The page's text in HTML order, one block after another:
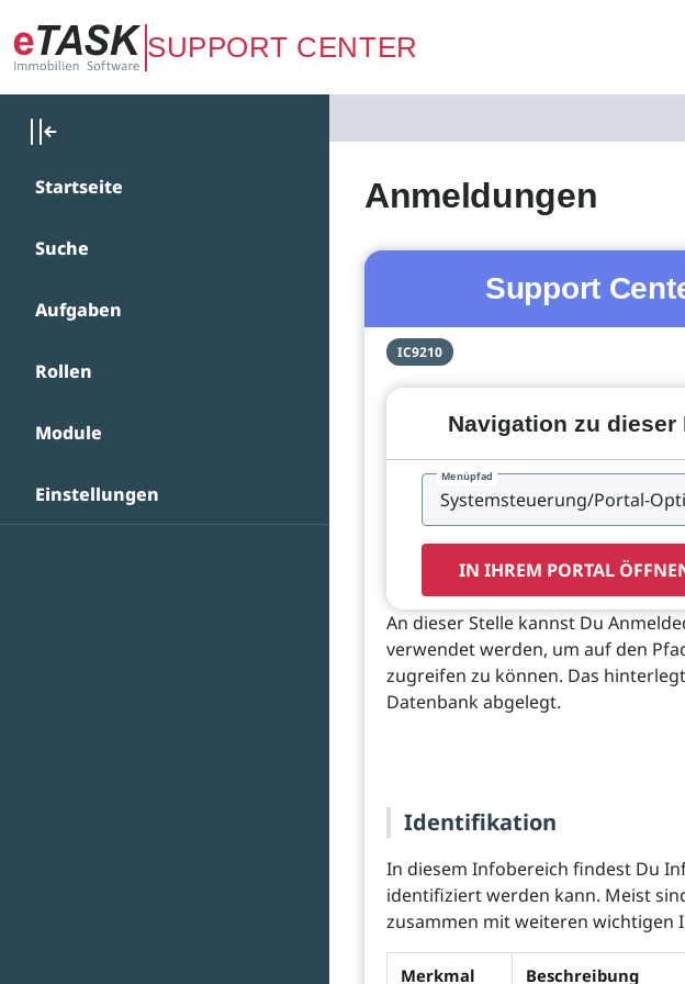
Zum Hauptinhalt springen
SUPPORT CENTER
Startseite
Suche
Aufgaben
Rollen
Module
Einstellungen
Anmeldungen
Support
IC9210
Navigation zu dieser
Menüpfad
IN IHREM PORTAL
An dieser Stelle kannst Du
verwendet werden, um auf den
zugreifen zu können. Das
Datenbank abgelegt.
Identifikation
In diesem Infobereich findest Du
identifiziert werden kann. Meist
zusammen mit weiteren wichtigen
Merkmal Beschreibung